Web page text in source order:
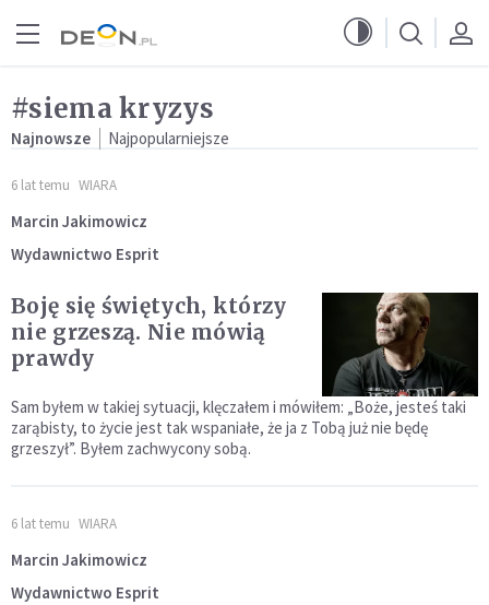
#siema kryzys
Najnowsze Najpopularniejsze
6 lat temu WIARA
Marcin Jakimowicz
Wydawnictwo Esprit
Boję się świętych, którzy
nie grzeszą. Nie mówią
prawdy
Sam byłem w takiej sytuacji, klęczałem i mówiłem: „Boże, jesteś taki
zarąbisty, to życie jest tak wspaniałe, że ja z Tobą już nie będę
grzeszył”. Byłem zachwycony sobą.
6 lat temu WIARA
Marcin Jakimowicz
Wydawnictwo Esprit